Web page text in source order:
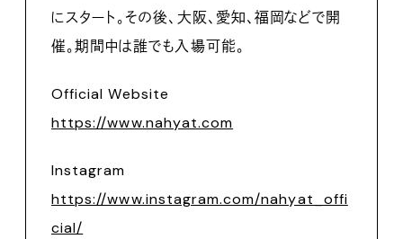
にスタート。その後、大阪、愛知、福岡などで開
催。期間中は誰でも入場可能。
Official Website
https://www.nahyat.com
Instagram
https://www.instagram.com/nahyat_offi
cial/